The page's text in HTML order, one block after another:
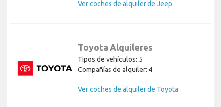
Ver coches de alquiler de Jeep
Toyota Alquileres
Tipos de vehículos: 5
Compañías de alquiler: 4
Ver coches de alquiler de Toyota